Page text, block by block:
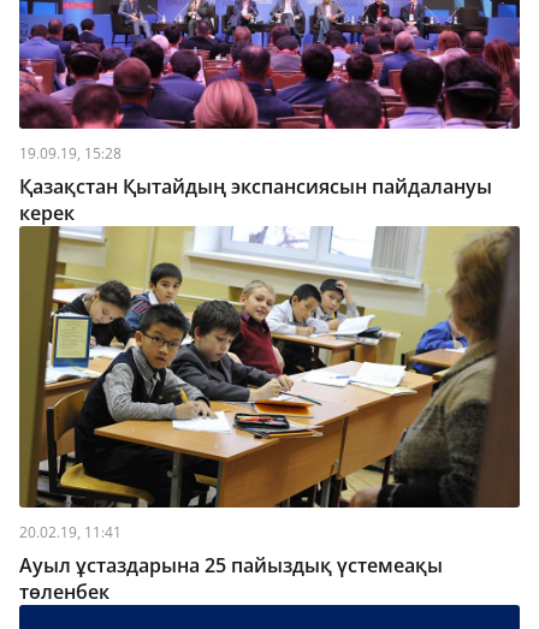
19.09.19, 15:28
Қазақстан Қытайдың экспансиясын пайдалануы
керек
20.02.19, 11:41
Ауыл ұстаздарына 25 пайыздық үстемеақы
төленбек